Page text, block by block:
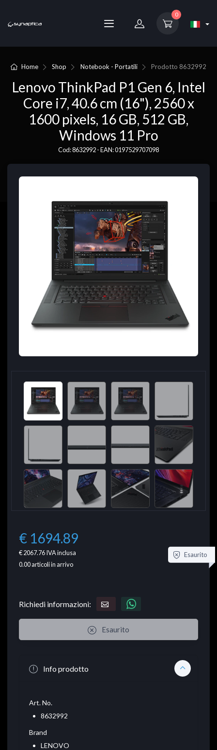
0
Home Shop Notebook - Portatili Prodotto 8632992
Lenovo ThinkPad P1 Gen 6, Intel
Core i7, 40.6 cm (16"), 2560 x
1600 pixels, 16 GB, 512 GB,
Windows 11 Pro
Cod: 8632992 - EAN: 0197529707098
€ 1694.89
€ 2067.76IVA inclusa
0.00articoli in arrivo
Esaurito
Richiedi informazioni:
Esaurito
Info prodotto
Art. No.
8632992
Brand
LENOVO